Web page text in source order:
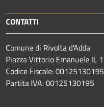
CONTATTI
Comune di Rivolta d'Adda
Piazza Vittorio Emanuele II, 1
Codice Fiscale: 00125130195
Partita IVA: 00125130195